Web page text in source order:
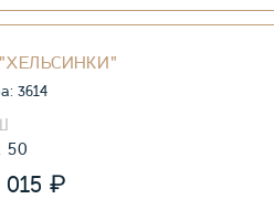
3614
50
₽